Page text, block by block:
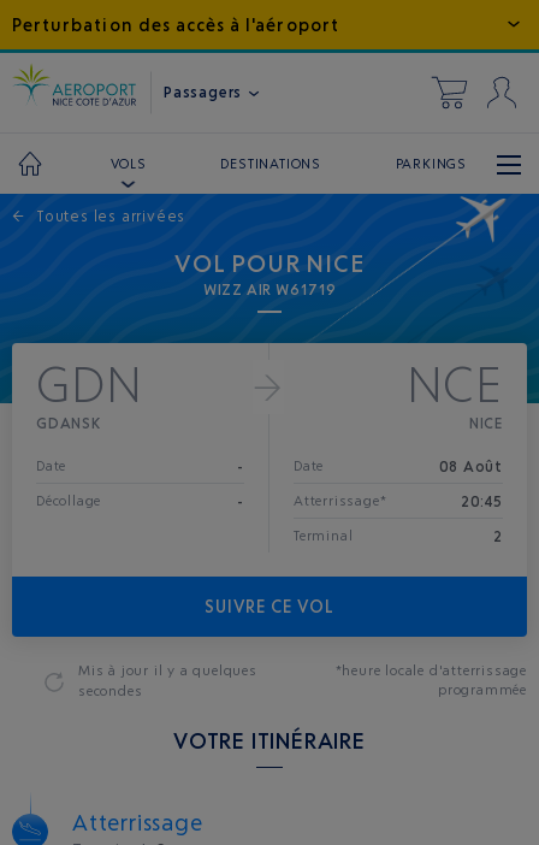
Perturbation des accès à l'aéroport
Passagers
VOLS DESTINATIONS PARKINGS
← Toutes les arrivées
VOL POUR NICE
WIZZ AIR W61719
GDN
GDANSK
Date -
Décollage -
NCE
NICE
Date 08 Août
Atterrissage* 20:45
Terminal 2
SUIVRE CE VOL
Mis à jour il y a quelques
secondes
*heure locale d'atterrissage
programmée
VOTRE ITINÉRAIRE
Atterrissage